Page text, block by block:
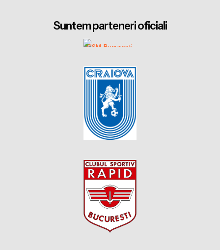
Suntem parteneri oficiali